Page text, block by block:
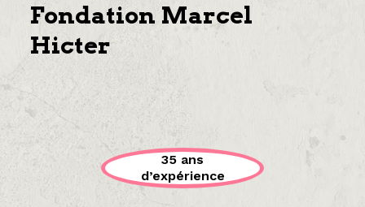
Fondation Marcel
Hicter
35 ans
d’expérience